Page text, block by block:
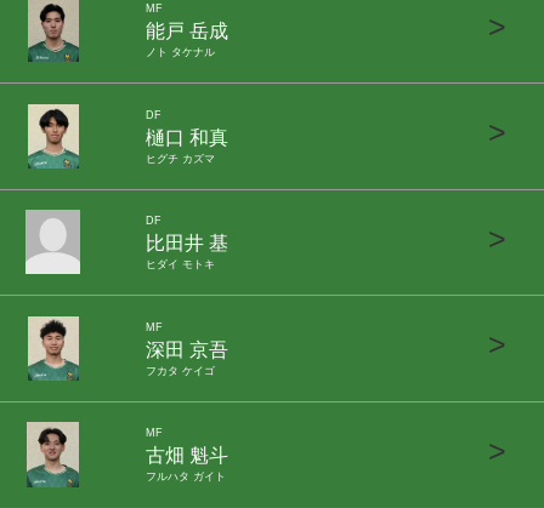
MF
能戸 岳成
ノト タケナル
>
DF
樋口 和真
ヒグチ カズマ
>
DF
比田井 基
ヒダイ モトキ
>
MF
深田 京吾
フカタ ケイゴ
>
MF
古畑 魁斗
フルハタ ガイト
>